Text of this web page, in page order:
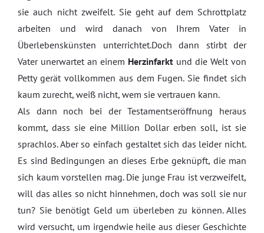
sie auch nicht zweifelt. Sie geht auf dem Schrottplatz
arbeiten und wird danach von Ihrem Vater in
Überlebenskünsten unterrichtet.Doch dann stirbt der
Vater unerwartet an einem Herzinfarkt und die Welt von
Petty gerät vollkommen aus dem Fugen. Sie findet sich
kaum zurecht, weiß nicht, wem sie vertrauen kann.
Als dann noch bei der Testamentseröffnung heraus
kommt, dass sie eine Million Dollar erben soll, ist sie
sprachlos. Aber so einfach gestaltet sich das leider nicht.
Es sind Bedingungen an dieses Erbe geknüpft, die man
sich kaum vorstellen mag. Die junge Frau ist verzweifelt,
will das alles so nicht hinnehmen, doch was soll sie nur
tun? Sie benötigt Geld um überleben zu können. Alles
wird versucht, um irgendwie heile aus dieser Geschichte